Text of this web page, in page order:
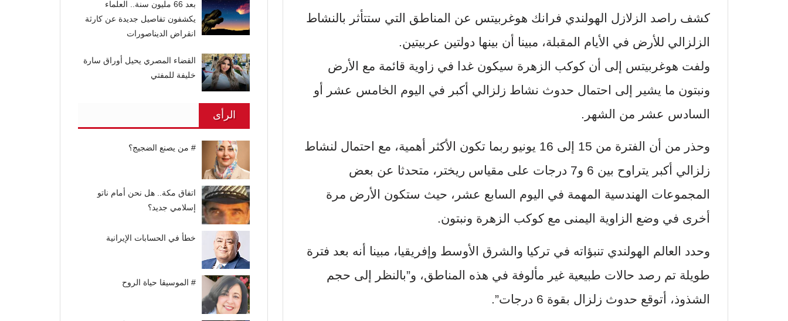
كشف راصد الزلازل الهولندي فرانك هوغربيتس عن المناطق التي ستتأثر بالنشاط
الزلزالي للأرض في الأيام المقبلة، مبينا أن بينها دولتين عربيتين.
ولفت هوغربيتس إلى أن كوكب الزهرة سيكون غدا في زاوية قائمة مع الأرض
ونبتون ما يشير إلى احتمال حدوث نشاط زلزالي أكبر في اليوم الخامس عشر أو
السادس عشر من الشهر.
وحذر من أن الفترة من 15 إلى 16 يونيو ربما تكون الأكثر أهمية، مع احتمال لنشاط
زلزالي أكبر يتراوح بين 6 و7 درجات على مقياس ريختر، متحدثا عن بعض
المجموعات الهندسية المهمة في اليوم السابع عشر، حيث ستكون الأرض مرة
أخرى في وضع الزاوية اليمنى مع كوكب الزهرة ونبتون.
وحدد العالم الهولندي تنبؤاته في تركيا والشرق الأوسط وإفريقيا، مبينا أنه بعد فترة
طويلة تم رصد حالات طبيعية غير مألوفة في هذه المناطق، و”بالنظر إلى حجم
الشذوذ، أتوقع حدوث زلزال بقوة 6 درجات”.
بعد 66 مليون سنة.. العلماء
يكشفون تفاصيل جديدة عن كارثة
انقراض الديناصورات
القضاء المصري يحيل أوراق سارة
خليفة للمفتي
الرأى
# من يصنع الضجيج؟
اتفاق مكة.. هل نحن أمام ناتو
إسلامي جديد؟
خطأ في الحسابات الإيرانية
# الموسيقا حياة الروح